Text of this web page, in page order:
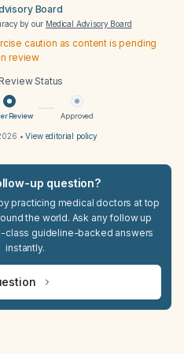
Board
by our Medical Advisory Board
caution as content is pending
review
Status
Review Approved
•View editorial policy
up question?
practicing medical doctors at top
the world. Ask any follow up
class guideline-backed answers
instantly.